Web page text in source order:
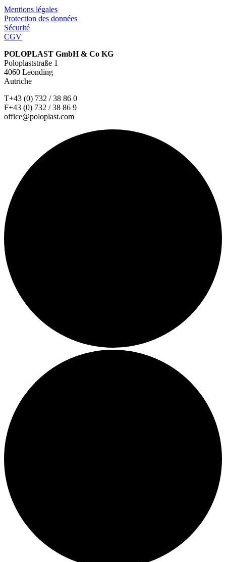
Mentions légales
Protection des données
Sécurité
CGV
POLOPLAST GmbH & Co KG
Poloplaststraße 1
4060 Leonding
Autriche
T+43 (0) 732 / 38 86 0
F+43 (0) 732 / 38 86 9
office@poloplast.com